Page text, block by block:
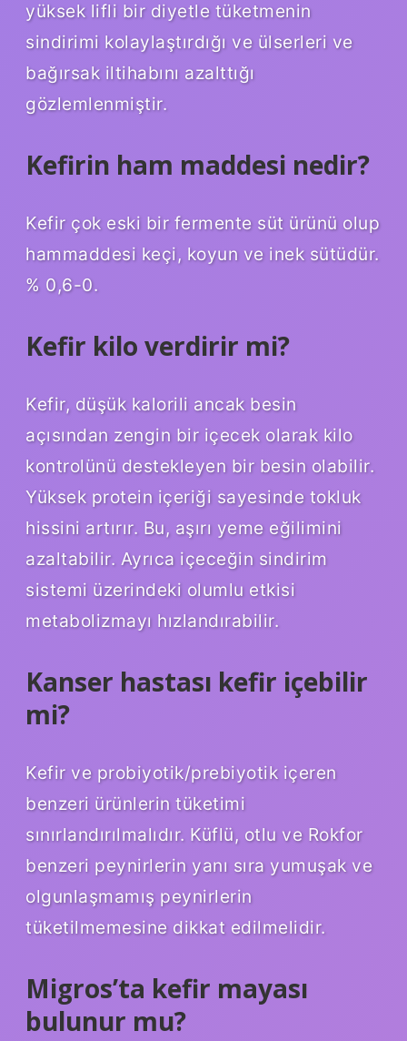
yüksek lifli bir diyetle tüketmenin
sindirimi kolaylaştırdığı ve ülserleri ve
bağırsak iltihabını azalttığı
gözlemlenmiştir.
Kefirin ham maddesi nedir?
Kefir çok eski bir fermente süt ürünü olup
hammaddesi keçi, koyun ve inek sütüdür.
% 0,6-0.
Kefir kilo verdirir mi?
Kefir, düşük kalorili ancak besin
açısından zengin bir içecek olarak kilo
kontrolünü destekleyen bir besin olabilir.
Yüksek protein içeriği sayesinde tokluk
hissini artırır. Bu, aşırı yeme eğilimini
azaltabilir. Ayrıca içeceğin sindirim
sistemi üzerindeki olumlu etkisi
metabolizmayı hızlandırabilir.
Kanser hastası kefir içebilir
mi?
Kefir ve probiyotik/prebiyotik içeren
benzeri ürünlerin tüketimi
sınırlandırılmalıdır. Küflü, otlu ve Rokfor
benzeri peynirlerin yanı sıra yumuşak ve
olgunlaşmamış peynirlerin
tüketilmemesine dikkat edilmelidir.
Migros’ta kefir mayası
bulunur mu?